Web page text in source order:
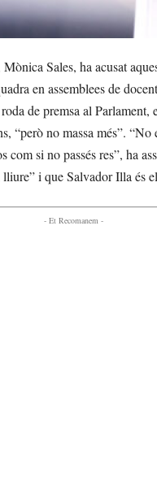
Sales, ha acusat
en assemblees de
de premsa al Parlament,
“però no massa més”.
si no passés res”, ha
i que Salvador Illa és
- Et Recomanem -